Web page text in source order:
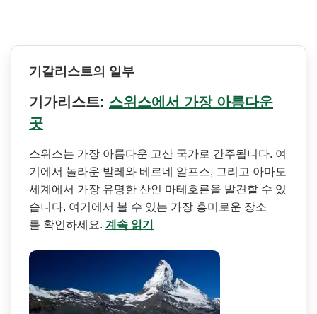
기갈리스트의 일부
기가리스트: 스위스에서 가장 아름다운
곳
스위스는 가장 아름다운 고산 국가로 간주됩니다. 여
기에서 놀라운 발레와 베르네 알프스, 그리고 아마도
세계에서 가장 유명한 산인 마테호른을 발견할 수 있
습니다. 여기에서 볼 수 있는 가장 흥미로운 장소
를 확인하세요. 계속 읽기